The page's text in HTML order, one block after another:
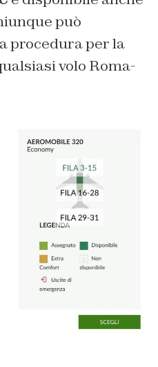
può
procedura per la
volo Roma-